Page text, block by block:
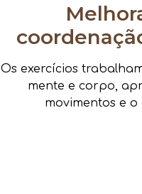
Os exercícios
mente e corpo,
movimentos e